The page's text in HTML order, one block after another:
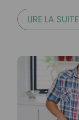
LIRE LA SUITE